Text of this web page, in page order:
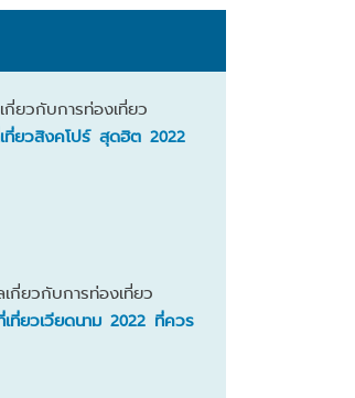
กี่ยวกับการท่องเที่ยว
ที่ยวสิงคโปร์ สุดฮิต 2022
กี่ยวกับการท่องเที่ยว
เที่ยวเวียดนาม 2022 ที่ควร